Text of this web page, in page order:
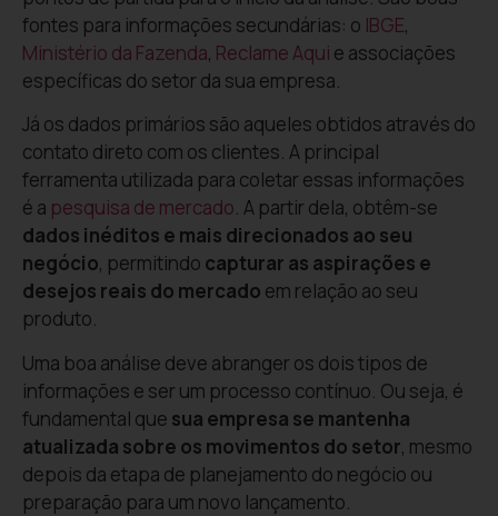
fontes para informações secundárias: o IBGE,
Ministério da Fazenda, Reclame Aqui e associações
específicas do setor da sua empresa.
Já os dados primários são aqueles obtidos através do
contato direto com os clientes. A principal
ferramenta utilizada para coletar essas informações
é a pesquisa de mercado. A partir dela, obtêm-se
dados inéditos e mais direcionados ao seu
negócio, permitindo capturar as aspirações e
desejos reais do mercado em relação ao seu
produto.
Uma boa análise deve abranger os dois tipos de
informações e ser um processo contínuo. Ou seja, é
fundamental que sua empresa se mantenha
atualizada sobre os movimentos do setor, mesmo
depois da etapa de planejamento do negócio ou
preparação para um novo lançamento.